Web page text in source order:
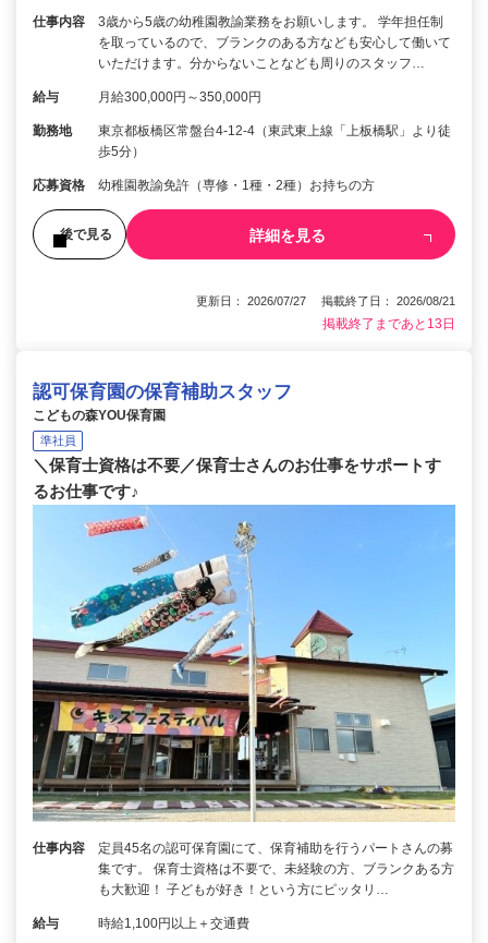
仕事内容
3歳から5歳の幼稚園教諭業務をお願いします。 学年担任制
を取っているので、ブランクのある方なども安心して働いて
いただけます。分からないことなども周りのスタッフ…
給与 月給300,000円～350,000円
勤務地
東京都板橋区常盤台4-12-4（東武東上線「上板橋駅」より徒
歩5分）
応募資格 幼稚園教諭免許（専修・1種・2種）お持ちの方
後で見る 詳細を見る
更新日： 2026/07/27 掲載終了日： 2026/08/21
掲載終了まであと13日
認可保育園の保育補助スタッフ
こどもの森YOU保育園
準社員
＼保育士資格は不要／保育士さんのお仕事をサポートす
るお仕事です♪
仕事内容
定員45名の認可保育園にて、保育補助を行うパートさんの募
集です。 保育士資格は不要で、未経験の方、ブランクある方
も大歓迎！ 子どもが好き！という方にピッタリ…
給与 時給1,100円以上＋交通費